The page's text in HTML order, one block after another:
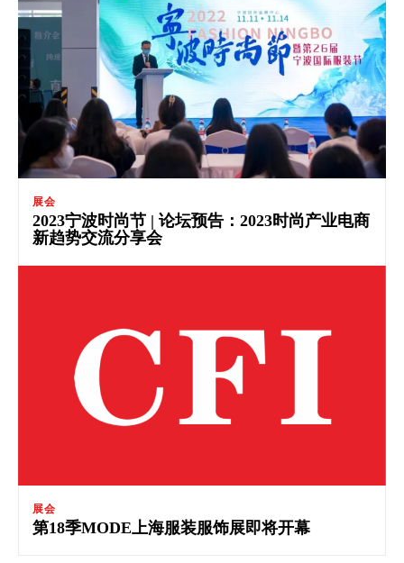
展会
2023宁波时尚节 | 论坛预告：2023时尚产业电商
新趋势交流分享会
展会
第18季MODE上海服装服饰展即将开幕